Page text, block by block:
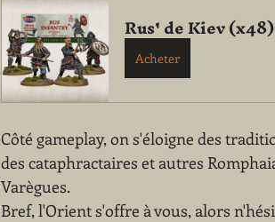
Rus' de Kiev (x48)
Acheter
Côté gameplay, on s'éloigne des
des cataphractaires et autres
Varègues.
Bref, l'Orient s'offre à vous, alors